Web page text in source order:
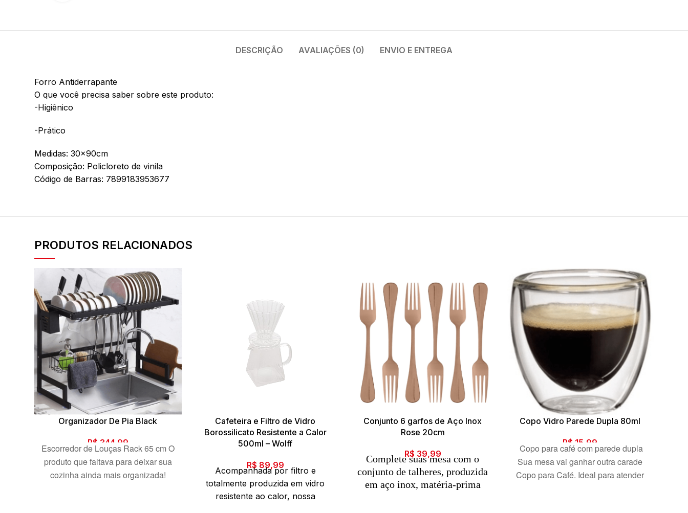
DESCRIÇÃO AVALIAÇÕES (0) ENVIO E ENTREGA
Forro Antiderrapante
O que você precisa saber sobre este produto:
-Higiênico
-Prático
Medidas: 30x90cm
Composição: Policloreto de vinila
Código de Barras: 7899183953677
PRODUTOS RELACIONADOS
Organizador De Pia Black
R$ 344,99
Escorredor de Louças Rack 65 cm O
produto que faltava para deixar sua
cozinha ainda mais organizada!
Cafeteira e Filtro de Vidro
Borossilicato Resistente a Calor
500ml – Wolff
R$ 89,99
Acompanhada por filtro e
totalmente produzida em vidro
resistente ao calor, nossa
Conjunto 6 garfos de Aço Inox
Rose 20cm
R$ 39,99
Complete suas mesa com o
conjunto de talheres, produzida
em aço inox, matéria-prima
Copo Vidro Parede Dupla 80ml
R$ 15,99
Copo para café com parede dupla
Sua mesa vai ganhar outra carade
Copo para Café. Ideal para atender